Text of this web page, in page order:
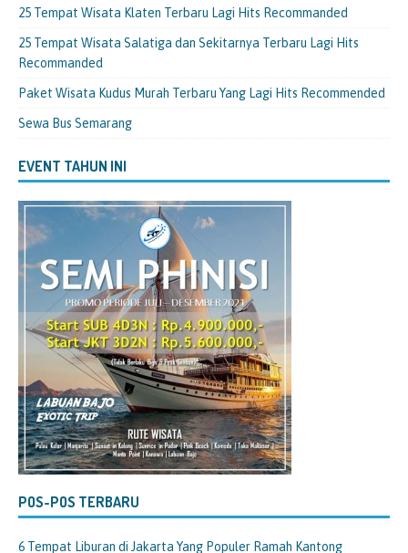
25 Tempat Wisata Klaten Terbaru Lagi Hits Recommanded
25 Tempat Wisata Salatiga dan Sekitarnya Terbaru Lagi Hits
Recommanded
Paket Wisata Kudus Murah Terbaru Yang Lagi Hits Recommended
Sewa Bus Semarang
EVENT TAHUN INI
POS-POS TERBARU
6 Tempat Liburan di Jakarta Yang Populer Ramah Kantong